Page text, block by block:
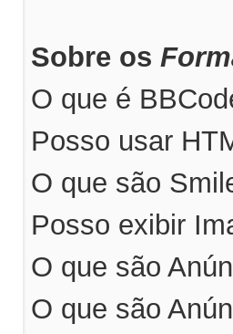
Sobre os
O que é
Posso usar
O que são
Posso exibir
O que são
O que são